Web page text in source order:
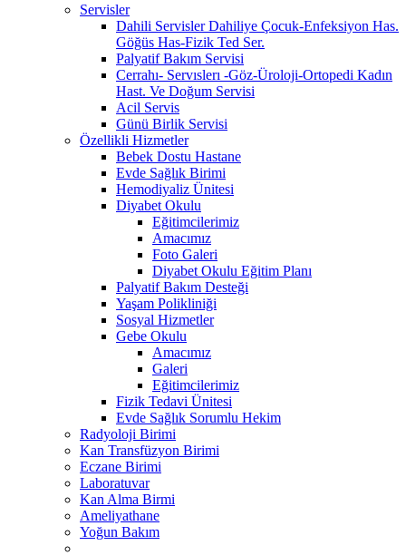
Servisler
Dahili Servisler Dahiliye Çocuk-Enfeksiyon Has.
Göğüs Has-Fizik Ted Ser.
Palyatif Bakım Servisi
Cerrahı- Servıslerı -Göz-Üroloji-Ortopedi Kadın
Hast. Ve Doğum Servisi
Acil Servis
Günü Birlik Servisi
Özellikli Hizmetler
Bebek Dostu Hastane
Evde Sağlık Birimi
Hemodiyaliz Ünitesi
Diyabet Okulu
Eğitimcilerimiz
Amacımız
Foto Galeri
Diyabet Okulu Eğitim Planı
Palyatif Bakım Desteği
Yaşam Polikliniği
Sosyal Hizmetler
Gebe Okulu
Amacımız
Galeri
Eğitimcilerimiz
Fizik Tedavi Ünitesi
Evde Sağlık Sorumlu Hekim
Radyoloji Birimi
Kan Transfüzyon Birimi
Eczane Birimi
Laboratuvar
Kan Alma Birmi
Ameliyathane
Yoğun Bakım